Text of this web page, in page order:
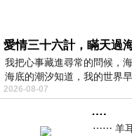
愛情三十六計，瞞天過
我把心事藏進尋常的問候，
海底的潮汐知道，我的世界早
2026-08-07
….
⋯⋯ 羊耳